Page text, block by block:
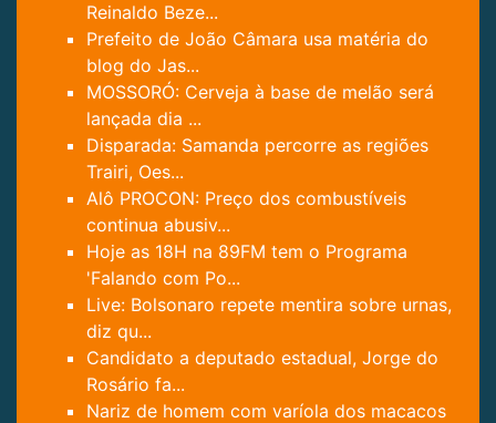
Reinaldo Beze...
Prefeito de João Câmara usa matéria do
blog do Jas...
MOSSORÓ: Cerveja à base de melão será
lançada dia ...
Disparada: Samanda percorre as regiões
Trairi, Oes...
Alô PROCON: Preço dos combustíveis
continua abusiv...
Hoje as 18H na 89FM tem o Programa
'Falando com Po...
Live: Bolsonaro repete mentira sobre urnas,
diz qu...
Candidato a deputado estadual, Jorge do
Rosário fa...
Nariz de homem com varíola dos macacos